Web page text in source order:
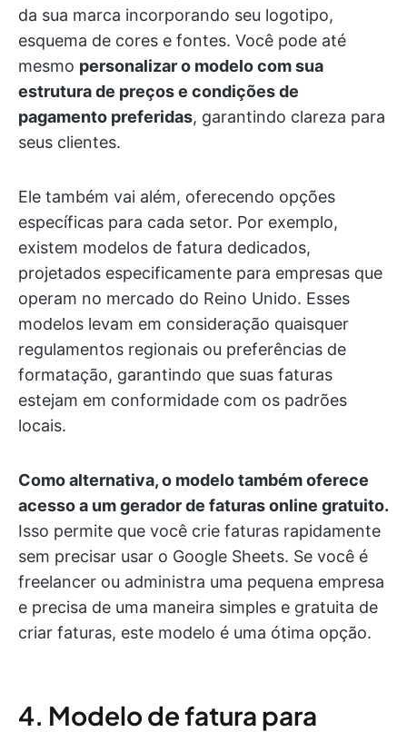
da sua marca incorporando seu logotipo,
esquema de cores e fontes. Você pode até
mesmo personalizar o modelo com sua
estrutura de preços e condições de
pagamento preferidas, garantindo clareza para
seus clientes.
Ele também vai além, oferecendo opções
específicas para cada setor. Por exemplo,
existem modelos de fatura dedicados,
projetados especificamente para empresas que
operam no mercado do Reino Unido. Esses
modelos levam em consideração quaisquer
regulamentos regionais ou preferências de
formatação, garantindo que suas faturas
estejam em conformidade com os padrões
locais.
Como alternativa, o modelo também oferece
acesso a um gerador de faturas online gratuito.
Isso permite que você crie faturas rapidamente
sem precisar usar o Google Sheets. Se você é
freelancer ou administra uma pequena empresa
e precisa de uma maneira simples e gratuita de
criar faturas, este modelo é uma ótima opção.
4. Modelo de fatura para